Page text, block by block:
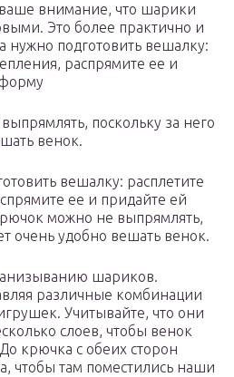
внимание, что шарики
Это более практично и
нужно подготовить вешалку:
распрямите ее и
поскольку за него
венок.
вешалку: расплетите
ее и придайте ей
можно не выпрямлять,
очень удобно вешать венок.
шариков.
различные комбинации
Учитывайте, что они
слоев, чтобы венок
крючка с обеих сторон
чтобы там поместились наши